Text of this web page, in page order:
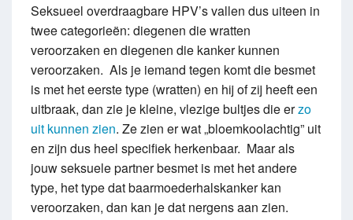
Seksueel overdraagbare HPV’s vallen dus uiteen in
twee categorieën: diegenen die wratten
veroorzaken en diegenen die kanker kunnen
veroorzaken. Als je iemand tegen komt die besmet
is met het eerste type (wratten) en hij of zij heeft een
uitbraak, dan zie je kleine, vlezige bultjes die erzo
uit kunnen zien. Ze zien er wat „bloemkoolachtig” uit
en zijn dus heel specifiek herkenbaar. Maar als
jouw seksuele partner besmet is met het andere
type, het type dat baarmoederhalskanker kan
veroorzaken, dan kan je dat nergens aan zien.